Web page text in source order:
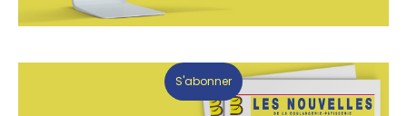
S'abonner